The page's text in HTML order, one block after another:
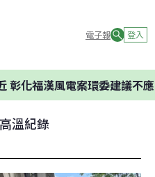
電子報 登入
風電案環委建議不應開發
高溫紀錄